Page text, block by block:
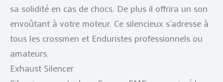
sa solidité en cas de chocs. De plus il offrira un son
envoûtant à votre moteur. Ce silencieux s’adresse à
tous les crossmen et Enduristes professionnels ou
amateurs.
Exhaust Silencer